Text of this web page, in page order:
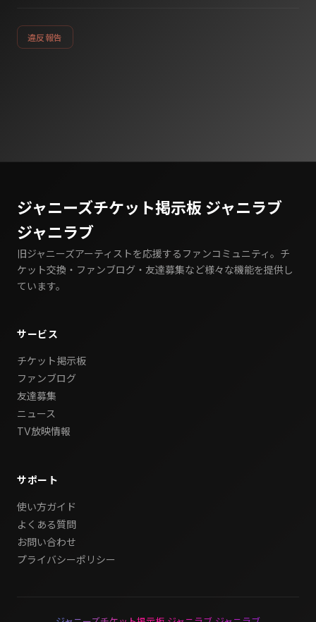
違反報告
ジャニーズチケット掲示板 ジャニラブ
ジャニラブ
旧ジャニーズアーティストを応援するファンコミュニティ。チ
ケット交換・ファンブログ・友達募集など様々な機能を提供し
ています。
サービス
チケット掲示板
ファンブログ
友達募集
ニュース
TV放映情報
サポート
使い方ガイド
よくある質問
お問い合わせ
プライバシーポリシー